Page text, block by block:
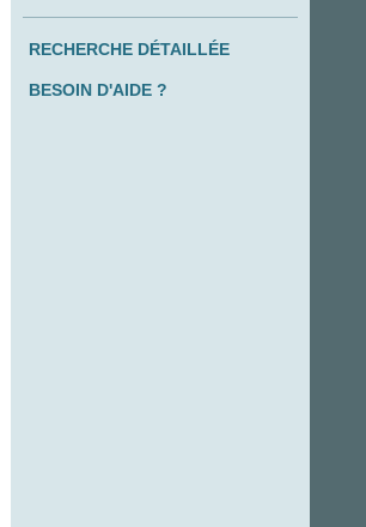
RECHERCHE DÉTAILLÉE
BESOIN D'AIDE ?